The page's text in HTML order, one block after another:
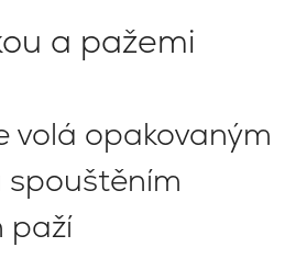
a pažemi
volá opakovaným
spouštěním
paží